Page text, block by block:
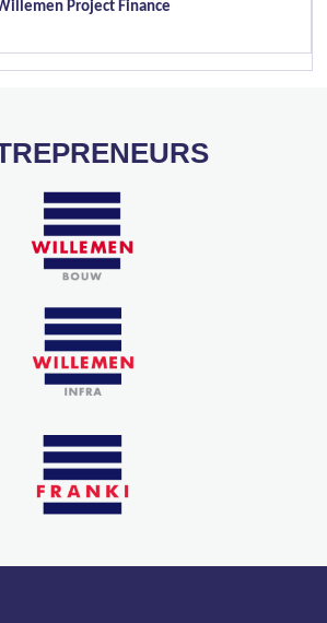
Project Finance